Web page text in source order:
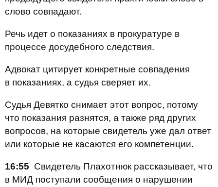
слово совпадают.
Речь идет о показаниях в прокуратуре в
процессе досудебного следствия.
Адвокат цитирует конкретные совпадения
в показаниях, а судья сверяет их.
Судья Девятко снимает этот вопрос, потому
что показания разнятся, а также ряд других
вопросов, на которые свидетель уже дал ответ
или которые не касаются его компетенции.
16:55 Свидетель Плахотнюк рассказывает, что
в МИД поступали сообщения о нарушении